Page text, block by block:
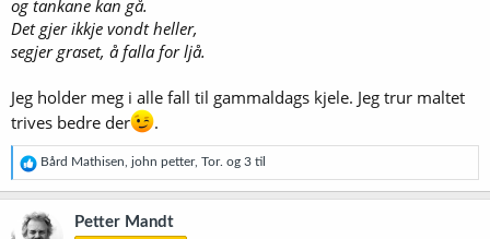
og tankane kan gå.
Det gjer ikkje vondt heller,
segjer graset, å falla for ljå.
Jeg holder meg i alle fall til gammaldags kjele. Jeg trur maltet
trives bedre der
.
R
e
a
k
s
Bård Mathisen john petter, Tor. og 3 til
Petter Mandt